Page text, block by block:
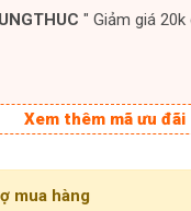
" Giảm giá 20k cho đơn hàng từ
Xem thêm mã ưu đãi
mua hàng